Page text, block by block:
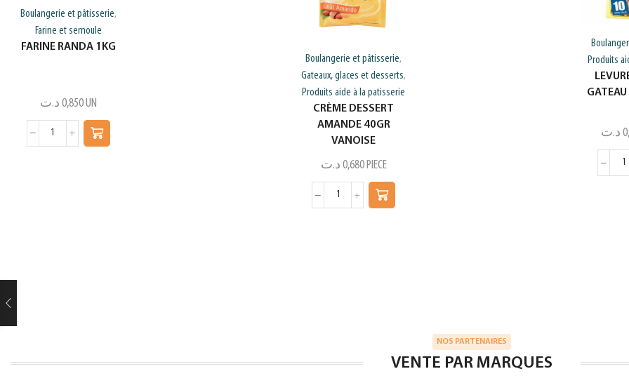
Boulangerie et pâtisserie,
Farine et semoule
FARINE RANDA 1KG
0,850 د.ت UN
Boulangerie et pâtisserie,
Gateaux, glaces et desserts,
Produits aide à la patisserie
CRÈME DESSERT
AMANDE 40GR
VANOISE
0,680 د.ت PIECE
Produits
د.ت
NOS PARTENAIRES
VENTE PAR MARQUES